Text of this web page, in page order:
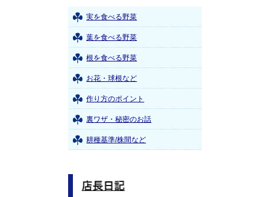
実を食べる野菜
葉を食べる野菜
根を食べる野菜
お花・球根など
作り方のポイント
裏ワザ・秘密のお話
耕種基準/株間など